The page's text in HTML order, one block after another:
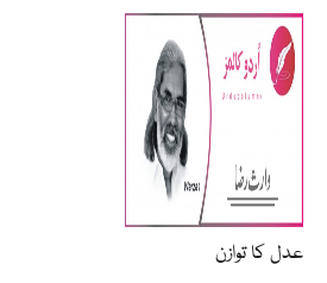
عدل کا توازن